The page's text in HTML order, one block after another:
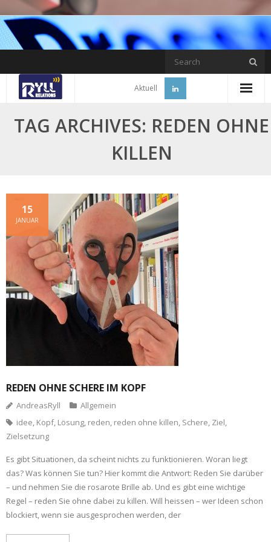
Skip
to
content
Aktuell
TAG ARCHIVES: REDEN OHNE
KILLEN
REDEN OHNE SCHERE IM KOPF
15
JANUAR
AndreasRyll
Allgemein
idee, Kopf, Lösung, reden, reden ohne killen, Schere, Ziel,
Zielsetzung
Es gibt Situationen, da scheint nichts zu funktionieren. Woran liegt
das? Was können Sie tun? Hier kommt die Antwort: Reden Sie darüber
– und nehmen Sie die rosarote Brille ab. Und es gibt eine wichtige
Regel – reden Sie ohne dabei zu killen. Will heissen – wer Ideen schon
blockiert, wenn sie ausgesprochen werden, der